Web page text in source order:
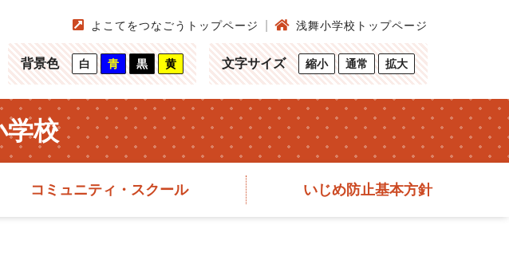
よこてをつなごうトップページ 浅舞小学校トップページ
背景色 白 青 黒 黄 文字サイズ 縮小 通常 拡大
学校
コミュニティ・スクール いじめ防止基本方針